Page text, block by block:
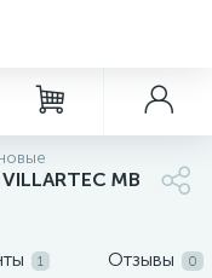
MB
1 Отзывы 0